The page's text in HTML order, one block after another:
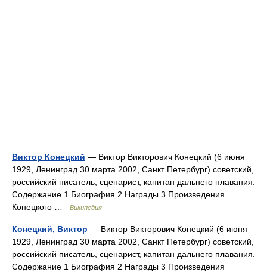
Виктор Конецкий — Виктор Викторович Конецкий (6 июня
1929, Ленинград 30 марта 2002, Санкт Петербург) советский,
российский писатель, сценарист, капитан дальнего плавания.
Содержание 1 Биография 2 Награды 3 Произведения
Конецкого …
Википедия
Конецкий, Виктор — Виктор Викторович Конецкий (6 июня
1929, Ленинград 30 марта 2002, Санкт Петербург) советский,
российский писатель, сценарист, капитан дальнего плавания.
Содержание 1 Биография 2 Награды 3 Произведения